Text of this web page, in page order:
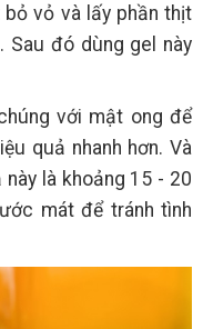
vỏ và lấy phần thịt
Sau đó dùng gel này
với mật ong để
quả nhanh hơn. Và
là khoảng 15 - 20
mát để tránh tình